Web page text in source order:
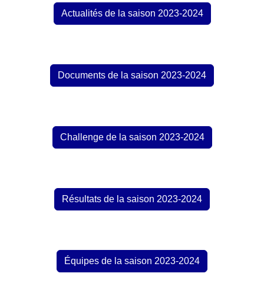
Actualités de la saison 2023-2024
Documents de la saison 2023-2024
Challenge de la saison 2023-2024
Résultats de la saison 2023-2024
Équipes de la saison 2023-2024